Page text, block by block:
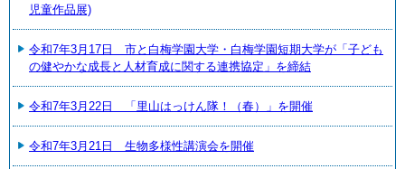
児童作品展)
令和7年3月17日 市と白梅学園大学・白梅学園短期大学が「子ども
の健やかな成長と人材育成に関する連携協定」を締結
令和7年3月22日 「里山はっけん隊！（春）」を開催
令和7年3月21日 生物多様性講演会を開催